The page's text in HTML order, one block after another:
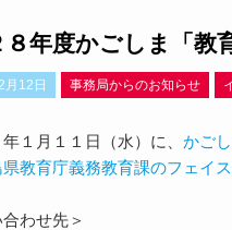
８年度かごしま「教
月12日 事務局からのお知らせ
１月１１日（水）に、 かご
県教育庁義務教育課のフェイ
わせ先＞